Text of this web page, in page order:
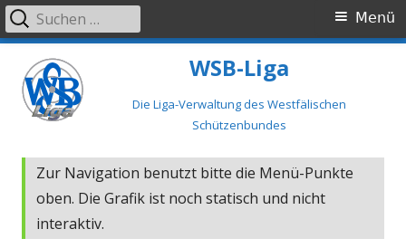
Springe
zum
Inhalt
WSB-Liga
Die Liga-Verwaltung des Westfälischen
Schützenbundes
Primäres
Menü
Menü
Suchen
nach:
Zur Navigation benutzt bitte die Menü-Punkte
oben. Die Grafik ist noch statisch und nicht
interaktiv.